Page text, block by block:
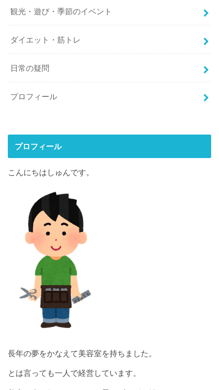
観光・遊び・季節のイベント
ダイエット・筋トレ
日常の疑問
プロフィール
プロフィール
こんにちはしゅんです。
長年の夢をかなえて美容室を持ちました。
とは言っても一人で経営しています。